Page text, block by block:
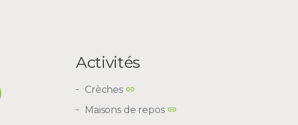
Activités
Crèches
Maisons de repos